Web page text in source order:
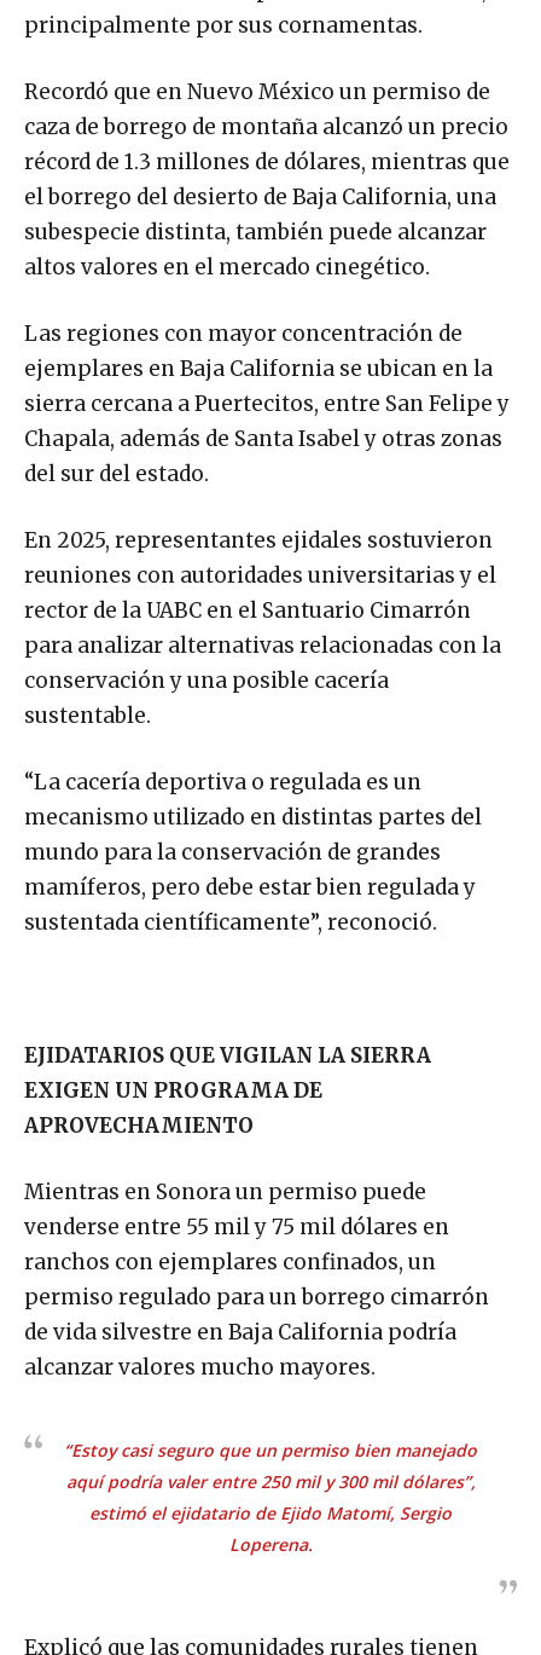
principalmente por sus cornamentas.
Recordó que en Nuevo México un permiso de
caza de borrego de montaña alcanzó un precio
récord de 1.3 millones de dólares, mientras que
el borrego del desierto de Baja California, una
subespecie distinta, también puede alcanzar
altos valores en el mercado cinegético.
Las regiones con mayor concentración de
ejemplares en Baja California se ubican en la
sierra cercana a Puertecitos, entre San Felipe y
Chapala, además de Santa Isabel y otras zonas
del sur del estado.
En 2025, representantes ejidales sostuvieron
reuniones con autoridades universitarias y el
rector de la UABC en el Santuario Cimarrón
para analizar alternativas relacionadas con la
conservación y una posible cacería
sustentable.
“La cacería deportiva o regulada es un
mecanismo utilizado en distintas partes del
mundo para la conservación de grandes
mamíferos, pero debe estar bien regulada y
sustentada científicamente”, reconoció.
EJIDATARIOS QUE VIGILAN LA SIERRA
EXIGEN UN PROGRAMA DE
APROVECHAMIENTO
Mientras en Sonora un permiso puede
venderse entre 55 mil y 75 mil dólares en
ranchos con ejemplares confinados, un
permiso regulado para un borrego cimarrón
de vida silvestre en Baja California podría
alcanzar valores mucho mayores.
“Estoy casi seguro que un permiso bien manejado
aquí podría valer entre 250 mil y 300 mil dólares”,
estimó el ejidatario de Ejido Matomí, Sergio
Loperena.
Explicó que las comunidades rurales tienen